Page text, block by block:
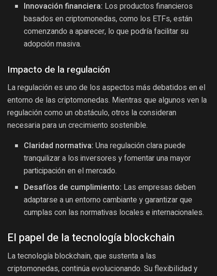
Innovación financiera: Los productos financieros
basados en criptomonedas, como los ETFs, están
comenzando a aparecer, lo que podría facilitar su
adopción masiva.
Impacto de la regulación
La regulación es uno de los aspectos más debatidos en el
entorno de las criptomonedas. Mientras que algunos ven la
regulación como un obstáculo, otros la consideran
necesaria para un crecimiento sostenible.
Claridad normativa: Una regulación clara puede
tranquilizar a los inversores y fomentar una mayor
participación en el mercado.
Desafíos de cumplimiento: Las empresas deben
adaptarse a un entorno cambiante y garantizar que
cumplas con las normativas locales e internacionales.
El papel de la tecnología blockchain
La tecnología blockchain, que sustenta a las
criptomonedas, continúa evolucionando. Su flexibilidad y